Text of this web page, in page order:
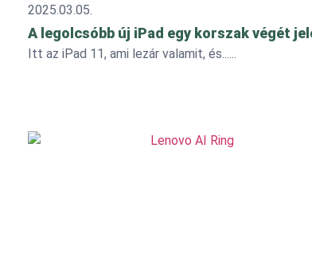
2025.03.05.
A legolcsóbb új iPad egy korszak végét
Itt az iPad 11, ami lezár valamit, és...